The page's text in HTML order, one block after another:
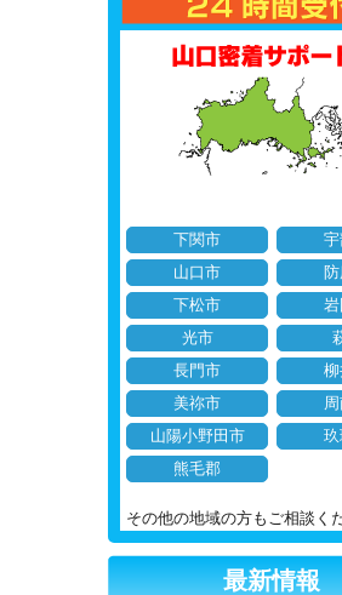
下関市
山口市
下松市
光市
長門市
美祢市
山陽小野田市
熊毛郡
その他の地域の方もご相談く
最新情報